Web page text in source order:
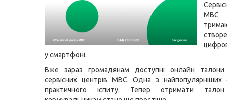
МВС
у смартфоні.
Вже зараз громадянам доступні онлайн
сервісних центрів МВС. Одна з найпопулярніших
практичного іспиту. Тепер отримати талон